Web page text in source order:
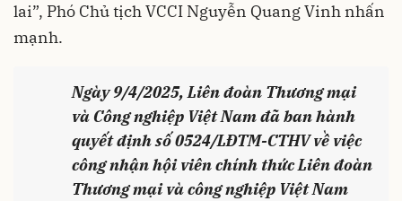
lai”, Phó Chủ tịch VCCI Nguyễn Quang Vinh nhấn
mạnh.
Ngày 9/4/2025, Liên đoàn Thương mại
và Công nghiệp Việt Nam đã ban hành
quyết định số 0524/LĐTM-CTHV về việc
công nhận hội viên chính thức Liên đoàn
Thương mại và công nghiệp Việt Nam